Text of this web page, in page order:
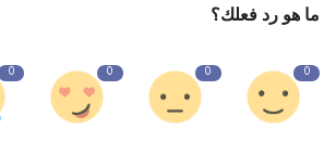
ما هو رد فعلك؟
0
0
0
0